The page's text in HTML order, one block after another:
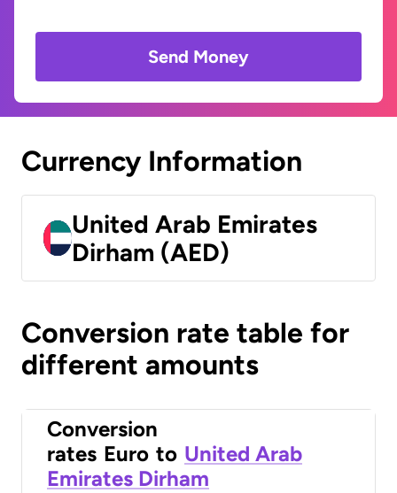
Send Money
Currency Information
United Arab Emirates
Dirham (AED)
Conversion rate table for
different amounts
Conversion
rates Euro to United Arab
Emirates Dirham